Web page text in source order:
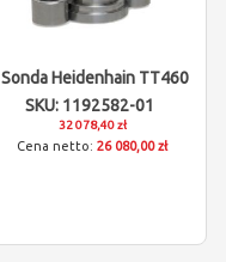
Sonda Heidenhain TT460
SKU: 1192582-01
32 078,40 zł
26 080,00 zł